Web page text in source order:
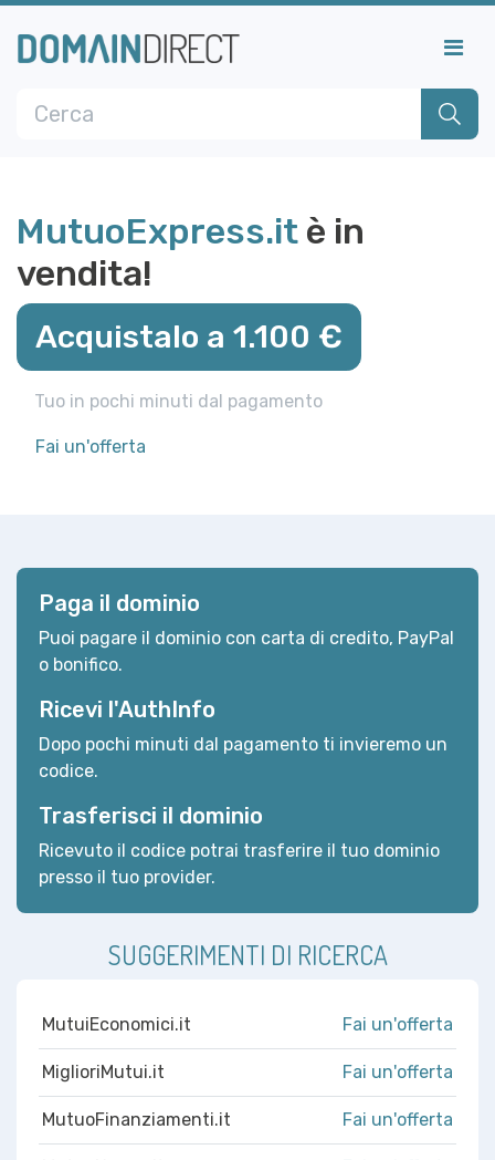
MutuoExpress.it è in
vendita!
Acquistalo a 1.100 €
Tuo in pochi minuti dal pagamento
Fai un'offerta
Paga il dominio
Puoi pagare il dominio con carta di credito, PayPal
o bonifico.
Ricevi l'AuthInfo
Dopo pochi minuti dal pagamento ti invieremo un
codice.
Trasferisci il dominio
Ricevuto il codice potrai trasferire il tuo dominio
presso il tuo provider.
SUGGERIMENTI DI RICERCA
MutuiEconomici.it Fai un'offerta
MiglioriMutui.it Fai un'offerta
MutuoFinanziamenti.it Fai un'offerta